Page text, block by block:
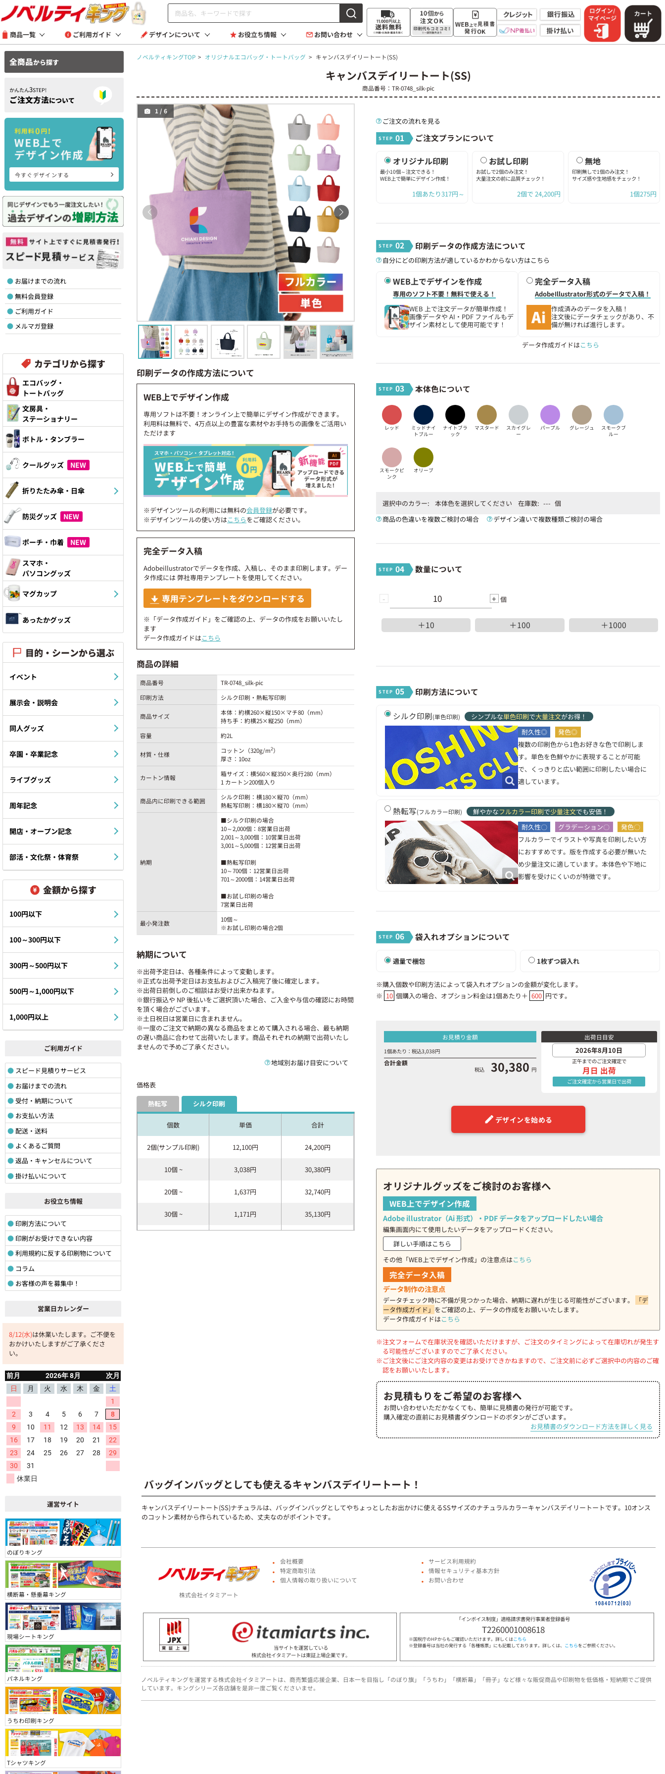
商品一覧 ご利用ガイド デザインについて お役立ち情報 お問い合わせ
全商品から探す
かんたん3STEP!
ご注文方法について
今すぐデザインする
お届けまでの流れ
無料会員登録
ご利用ガイド
メルマガ登録
カテゴリから探す
エコバッグ・
トートバッグ
文房具・
ステーショナリー
ボトル・タンブラー
クールグッズ NEW
折りたたみ傘・日傘
防災グッズ NEW
ポーチ・巾着 NEW
スマホ・
パソコングッズ
マグカップ
あったかグッズ
目的・シーンから選ぶ
イベント
展示会・説明会
同人グッズ
卒園・卒業記念
ライブグッズ
周年記念
開店・オープン記念
部活・文化祭・体育祭
金額から探す
100円以下
100～300円以下
300円～500円以下
500円～1,000円以下
1,000円以上
ご利用ガイド
スピード見積りサービス
お届けまでの流れ
受付・納期について
お支払い方法
配送・送料
よくあるご質問
返品・キャンセルについて
掛け払いについて
お役立ち情報
印刷方法について
印刷がお受けできない内容
利用規約に反する印刷物について
コラム
お客様の声を募集中！
営業日カレンダー
8/12(水)は休業いたします。ご不便を
おかけいたしますがご了承くださ
い。
運営サイト
のぼりキング
横断幕・懸垂幕キング
現場シートキング
パネルキング
うちわ印刷キング
Tシャツキング
ノベルティキングTOP > オリジナルエコバッグ・トートバッグ > キャンバスデイリートート(SS)
キャンバスデイリートート(SS)
商品番号：TR-0748_silk-pic
1 /6
印刷データの作成方法について
WEB上でデザイン作成
専用ソフトは不要！オンライン上で簡単にデザイン作成ができます。
利用料は無料で、4万点以上の豊富な素材やお手持ちの画像をご活用い
ただけます
※デザインツールの利用には無料の会員登録が必要です。
※デザインツールの使い方はこちらをご確認ください。
完全データ入稿
Adobeillustratorでデータを作成、入稿し、そのまま印刷します。デー
タ作成には 弊社専用テンプレートを使用してください。
専用テンプレートをダウンロードする
※「データ作成ガイド」をご確認の上、データの作成をお願いいたし
ます
データ作成ガイドはこちら
商品の詳細
商品番号
TR-0748_silk-pic
印刷方法
シルク印刷・熱転写印刷
商品サイズ
本体：約横260×縦150×マチ80（mm）
持ち手：約横25×縦250（mm）
容量
約2L
材質・仕様 コットン（320g/m2）
厚さ：10oz
カートン情報
箱サイズ：横560×縦350×奥行280（mm）
1 カートン200個入り
商品内に印刷できる範囲
シルク印刷：横180×縦70（mm）
熱転写印刷：横180×縦70（mm）
納期
■シルク印刷の場合
10～2,000個：8営業日出荷
2,001～3,000個：10営業日出荷
3,001～5,000個：12営業日出荷
■熱転写印刷
10～700個：12営業日出荷
701～2000個：14営業日出荷
■お試し印刷の場合
7営業日出荷
最小発注数
10個～
※お試し印刷の場合2個
納期について
※出荷予定日は、各種条件によって変動します。
※正式な出荷予定日はお支払およびご入稿完了後に確定します。
※出荷日前倒しのご相談はお受け出来かねます。
※銀行振込や NP 後払いをご選択頂いた場合、ご入金や与信の確認にお時間
を頂く場合がございます。
※土日祝日は営業日に含まれません。
※一度のご注文で納期の異なる商品をまとめて購入される場合、最も納期
の遅い商品に合わせて出荷いたします。商品それぞれの納期で出荷いたし
ませんので予めご了承ください。
地域別お届け目安について
価格表
熱転写
シルク印刷
個数 単価 合計
2個(サンプル印刷) 12,100円 24,200円
10個 ~ 3,038円 30,380円
20個 ~ 1,637円 32,740円
30個 ~ 1,171円 35,130円
150個 ~ 416円 62,400円
160個 ~ 405円 64,800円
180個 ~ 387円 69,660円
190個 ~ 379円 72,010円
200 ~ 299個 372円
300 ~ 399個 356円 106,800円
400 ~ 499個 347円 138,800円
500 ~ 599個 342円 171,000円
600 ~ 699個 338円 202,800円
700 ~ 799個 336円 235,200円
ご注文の流れを見る
01 ご注文プランについて
オリジナル印刷
最小10個～注文できる！
WEB上で簡単にデザイン作成！
1個あたり317円～
お試し印刷
お試しで2個のみ注文！
大量注文の前に品質チェック！
2個で 24,200円
無地
印刷無しで1個のみ注文！
サイズ感や生地感をチェック！
1個275円
02 印刷データの作成方法について
自分にどの印刷方法が適しているかわからない方はこちら
WEB上でデザインを作成
専用のソフト不要！無料で使える！
WEB 上で注文データが簡単作成！
画像データや AI・PDF ファイルもデ
ザイン素材として使用可能です！
完全データ入稿
AdobeIllustrator形式のデータで入稿！
作成済みのデータを入稿！
注文後にデータチェックがあり、不
備が無ければ進行します。
データ作成ガイドはこちら
03 本体色について
レッド
ミッドナイ
トブルー
ナイトブラ
ック
マスタード
スカイグレ
ー
パープル グレージュ
スモークブ
ルー
スモークピ
ンク
オリーブ
選択中のカラー: 本体色を選択してください 在庫数: --- 個
商品の色違いを複数ご検討の場合
デザイン違いで複数種類ご検討の場合
04 数量について
- + 個
＋10 ＋100 ＋1000
05 印刷方法について
シルク印刷(単色印刷) シンプルな単色印刷で大量注文がお得！
耐久性◎
発色◎
複数の印刷色から1色お好きな色で印刷しま
す。単色を色鮮やかに表現することが可能
で、くっきりと広い範囲に印刷したい場合に
適しています。
熱転写(フルカラー印刷) 鮮やかなフルカラー印刷で少量注文でも安価！
耐久性〇
グラデーション〇
発色〇
フルカラーでイラストや写真を印刷したい方
におすすめです。版を作成する必要が無いた
め少量注文に適しています。本体色や下地に
影響を受けにくいのが特徴です。
06 袋入れオプションについて
適量で梱包 1枚ずつ袋入れ
※購入個数や印刷方法によって袋入れオプションの金額が変化します。
※ 10 個購入の場合、オプション料金は1個あたり＋ 600 円です。
お見積り金額
1個あたり：税込3,038円
合計金額
税込 30,380 円
出荷日目安
正午までのご注文確定で
月日 出荷
ご注文確定から営業日で出荷
デザインを始める
オリジナルグッズをご検討のお客様へ
WEB上でデザイン作成
Adobe illustrator（Ai 形式）・PDF データをアップロードしたい場合
編集画面内にて使用したいデータをアップロードください。
詳しい手順はこちら
その他「WEB上でデザイン作成」の注意点はこちら
完全データ入稿
データ制作の注意点
データチェック時に不備が見つかった場合、納期に遅れが生じる可能性がございます。
「デ
ータ作成ガイド」 をご確認の上、データの作成をお願いいたします。
データ作成ガイドはこちら
注文フォームで在庫状況を確認いただけますが、ご注文のタイミングによって在庫切れが発生す
る可能性がございますのでご了承ください。
ご注文後にご注文内容の変更はお受けできかねますので、ご注文前に必ずご選択中の内容のご確
認をお願いいたします。
お見積もりをご希望のお客様へ
お問い合わせいただかなくても、簡単に見積書の発行が可能です。
購入確定の直前にお見積書ダウンロードのボタンがございます。
お見積書のダウンロード方法を詳しく見る
バッグインバッグとしても使えるキャンバスデイリートート！
キャンバスデイリートート(SS)ナチュラルは、バッグインバッグとしてやちょっとしたお出かけに使えるSSサイズのナチュラルカラーキャンバスデイリートートです。10オンス
のコットン素材から作られているため、丈夫なのがポイントです。
株式会社イタミアート
● 会社概要
● 特定商取引法
● 個人情報の取り扱いについて
● サービス利用規約
● 情報セキュリティ基本方針
● お問い合わせ
当サイトを運営している
株式会社イタミアートは東証上場企業です。
「インボイス制度」適格請求書発行事業者登録番号
T2260001008618
※国税庁のHPからもご確認いただけます。詳しくはこちら
※登録番号は当社の発行する「各種帳票」にも記載しております。詳しくは、 こちらをご参照ください。
ノベルティキングを運営する株式会社イタミアートは、商売繁盛応援企業、日本一を目指し「のぼり旗」「うちわ」「横断幕」「冊子」など様々な販促商品や印刷物を低価格・短納期でご提供
しています。キングシリーズ各店舗を是非一度ご覧くださいませ。